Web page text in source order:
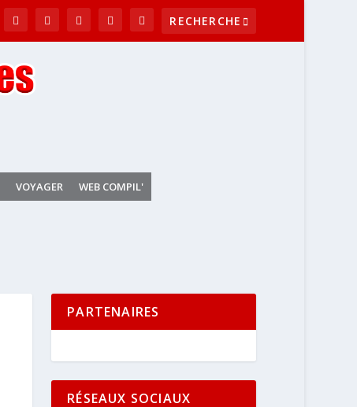
VOYAGER WEB COMPIL'
PARTENAIRES
RÉSEAUX SOCIAUX